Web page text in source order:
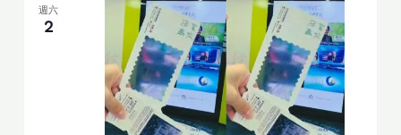
週六
2